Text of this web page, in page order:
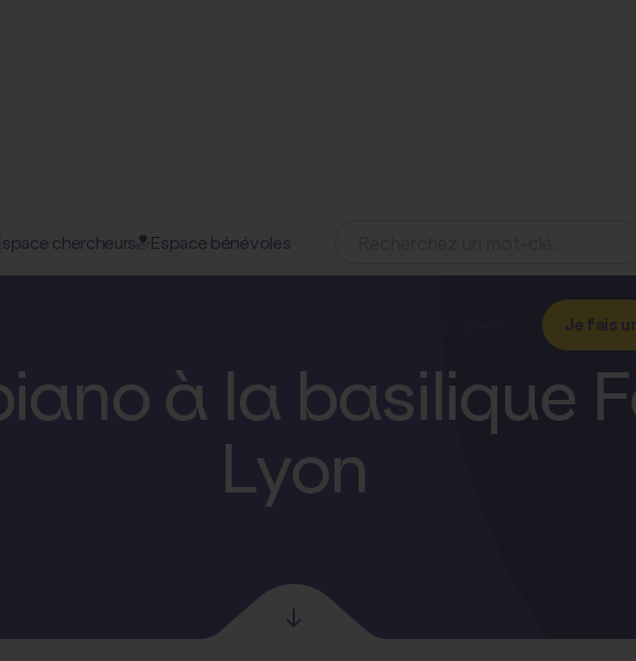
chercheurs Espace bénévoles
Je fais
à la basilique
Lyon